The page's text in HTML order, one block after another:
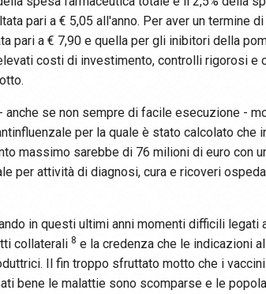
pari a € 5,05 all'anno. Per aver un termine
pari a € 7,90 e quella per gli inibitori della
costi di investimento, controlli rigorosi e
se non sempre di facile esecuzione -
per la quale è stato calcolato che
massimo sarebbe di 76 milioni di euro con
per attività di diagnosi, cura e ricoveri
in questi ultimi anni momenti difficili
collaterali 8 e la credenza che le indicazioni
Il fin troppo sfruttato motto che i
bene le malattie sono scomparse e le